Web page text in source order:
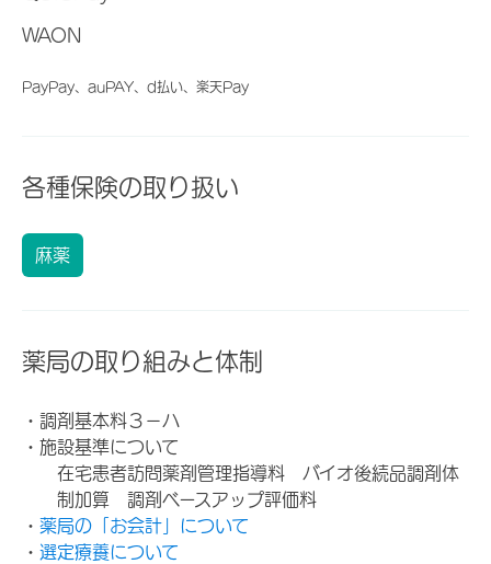
WAON
PayPay、auPAY、d払い、楽天Pay
各種保険の取り扱い
麻薬
薬局の取り組みと体制
・調剤基本料３－ハ
・施設基準について
在宅患者訪問薬剤管理指導料 バイオ後続品調剤体
制加算 調剤ベースアップ評価料
・ 薬局の「お会計」について
・ 選定療養について